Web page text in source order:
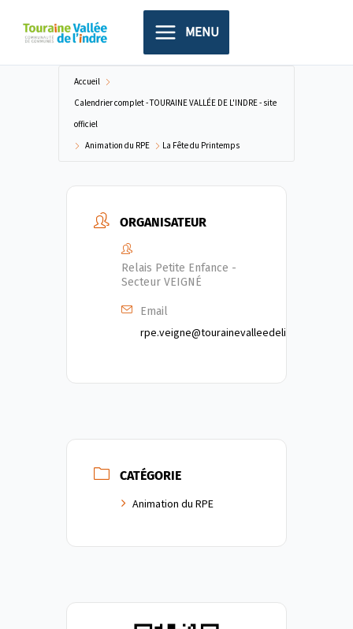
principal
MENU
Accueil
Calendrier complet - TOURAINE VALLÉE DE L'INDRE - site
officiel
Animation du RPE
La Fête du Printemps
ORGANISATEUR
Relais Petite Enfance -
Secteur VEIGNÉ
Email
rpe.veigne@tourainevalleedelindre.fr
CATÉGORIE
Animation du RPE